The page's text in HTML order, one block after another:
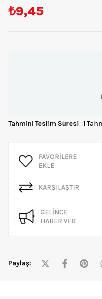
₺9,45
Tahmini Teslim Süresi : 1
FAVORILERE
EKLE
KARŞILAŞTIR
GELINCE
HABER VER
Paylaş: